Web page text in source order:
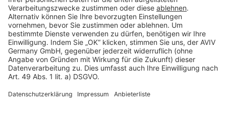
Rechtliches
AGB-Übersicht
Datenschutz
Impressum